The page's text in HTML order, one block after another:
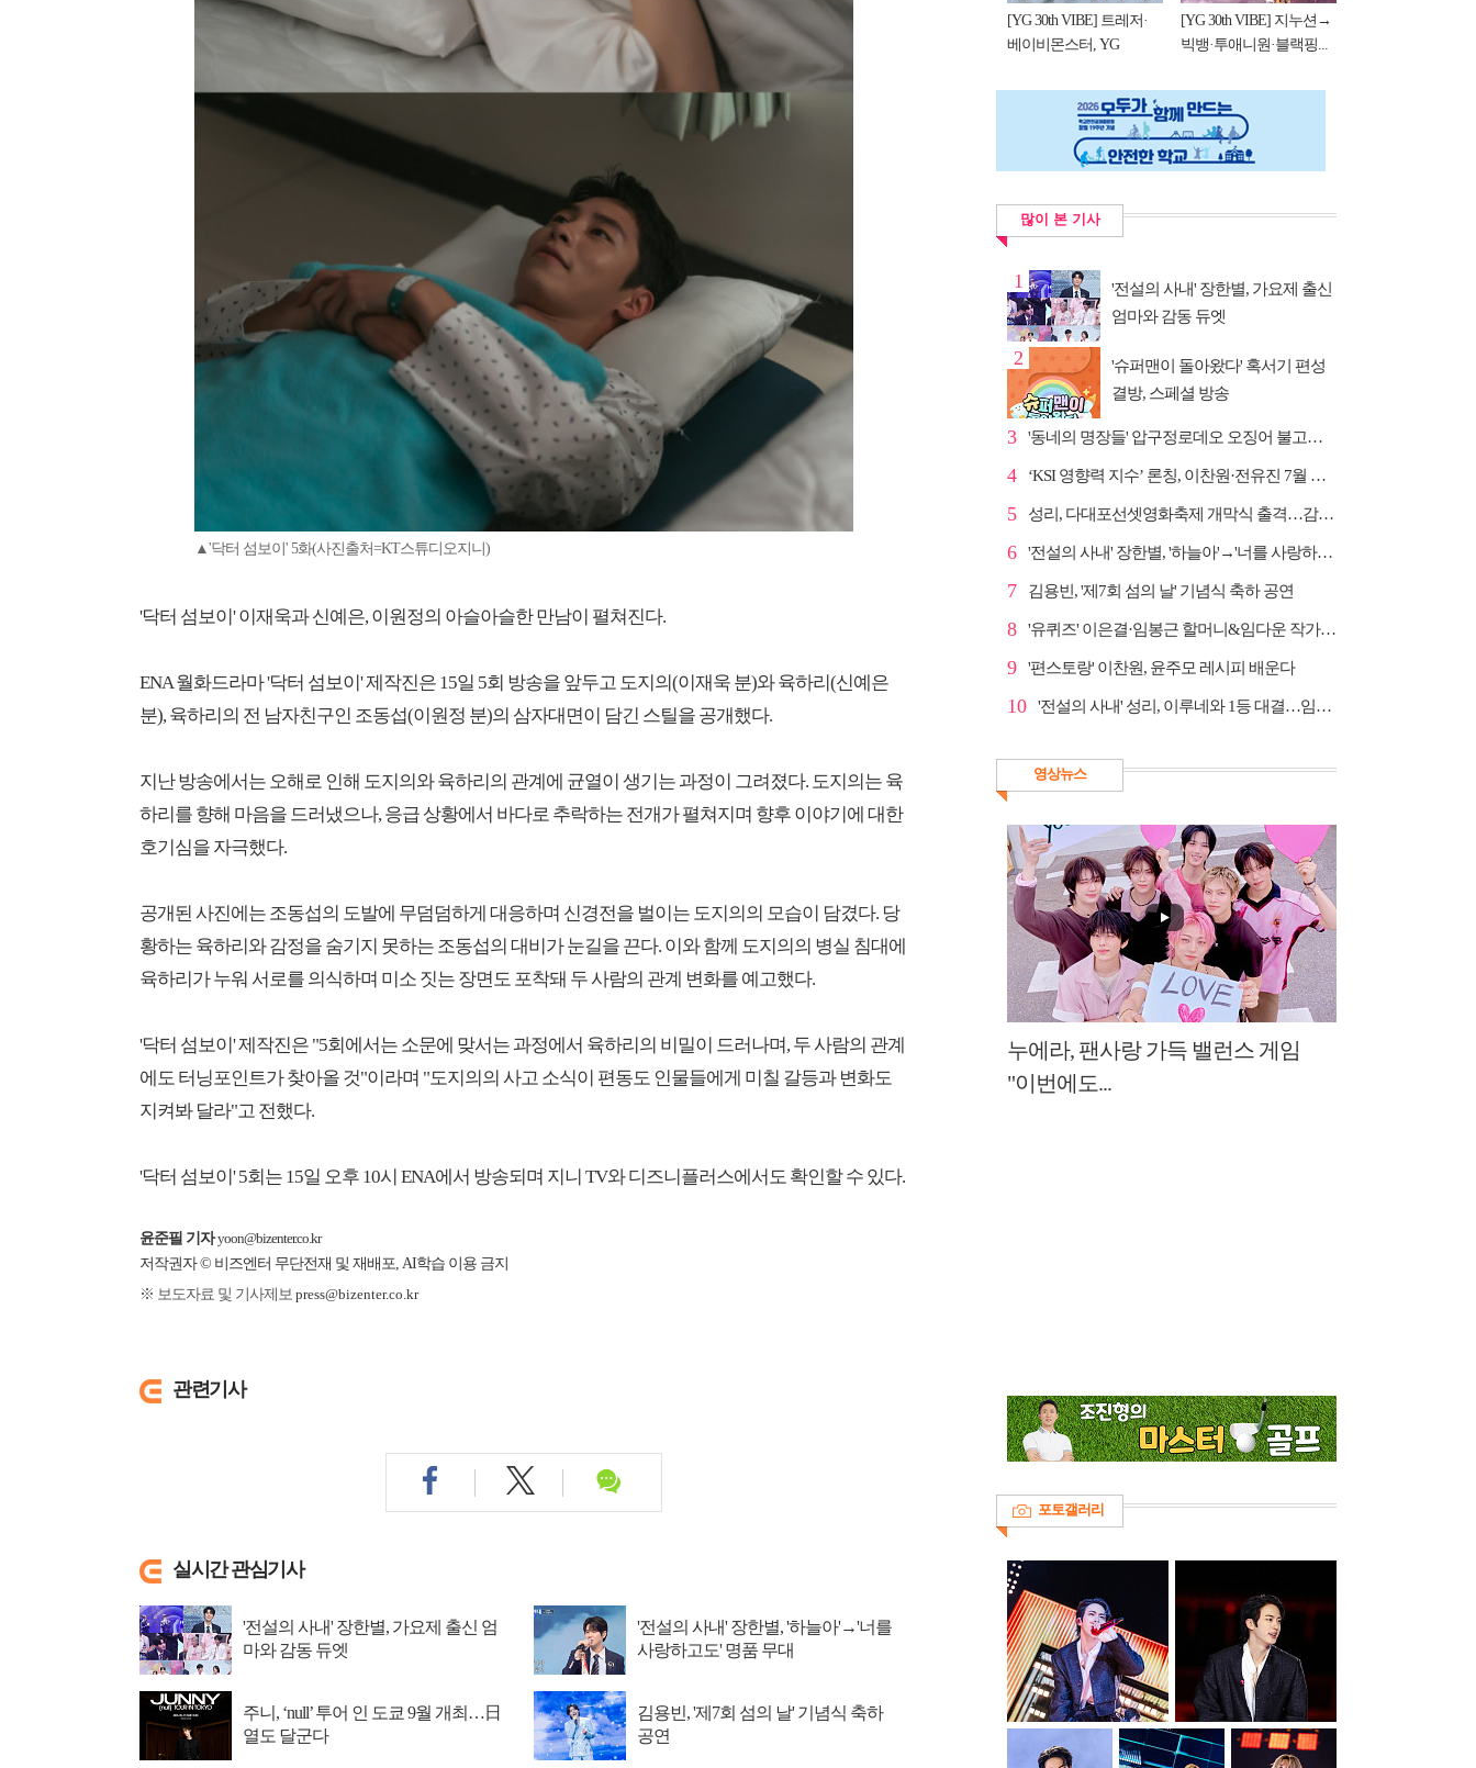
▲'닥터 섬보이' 5화(사진출처=KT스튜디오지니)
'닥터 섬보이' 이재욱과 신예은, 이원정의 아슬아슬한 만남이 펼쳐진다.
ENA 월화드라마 '닥터 섬보이' 제작진은 15일 5회 방송을 앞두고 도지의(이재욱 분)와 육하리(신예은
분), 육하리의 전 남자친구인 조동섭(이원정 분)의 삼자대면이 담긴 스틸을 공개했다.
지난 방송에서는 오해로 인해 도지의와 육하리의 관계에 균열이 생기는 과정이 그려졌다. 도지의는 육
하리를 향해 마음을 드러냈으나, 응급 상황에서 바다로 추락하는 전개가 펼쳐지며 향후 이야기에 대한
호기심을 자극했다.
공개된 사진에는 조동섭의 도발에 무덤덤하게 대응하며 신경전을 벌이는 도지의의 모습이 담겼다. 당
황하는 육하리와 감정을 숨기지 못하는 조동섭의 대비가 눈길을 끈다. 이와 함께 도지의의 병실 침대에
육하리가 누워 서로를 의식하며 미소 짓는 장면도 포착돼 두 사람의 관계 변화를 예고했다.
'닥터 섬보이' 제작진은 "5회에서는 소문에 맞서는 과정에서 육하리의 비밀이 드러나며, 두 사람의 관계
에도 터닝포인트가 찾아올 것"이라며 "도지의의 사고 소식이 편동도 인물들에게 미칠 갈등과 변화도
지켜봐 달라"고 전했다.
'닥터 섬보이' 5회는 15일 오후 10시 ENA에서 방송되며 지니 TV와 디즈니플러스에서도 확인할 수 있다.
윤준필 기자 yoon@bizenter.co.kr
저작권자 © 비즈엔터 무단전재 및 재배포, AI학습 이용 금지
※ 보도자료 및 기사제보 press@bizenter.co.kr
관련기사
실시간 관심기사
'전설의 사내' 장한별, 가요제 출신 엄
마와 감동 듀엣
'전설의 사내' 장한별, '하늘아'→'너를
사랑하고도' 명품 무대
주니, ‘null’ 투어 인 도쿄 9월 개최…日
열도 달군다
김용빈, '제7회 섬의 날' 기념식 축하
공연
[YG 30th VIBE] 트레저·
베이비몬스터, YG
[YG 30th VIBE] 지누션→
빅뱅·투애니원·블랙핑...
많이 본 기사
1
'전설의 사내' 장한별, 가요제 출신
엄마와 감동 듀엣
2
'슈퍼맨이 돌아왔다' 혹서기 편성
결방, 스페셜 방송
3 '동네의 명장들' 압구정로데오 오징어 불고기·종로 치...
4 ‘KSI 영향력 지수’ 론칭, 이찬원·전유진 7월 차트 남녀...
5 성리, 다대포선셋영화축제 개막식 출격…감성 라이브 예고
6 '전설의 사내' 장한별, '하늘아'→'너를 사랑하고도' 명...
7 김용빈, '제7회 섬의 날' 기념식 축하 공연
8 '유퀴즈' 이은결·임봉근 할머니&임다운 작가·이승철, '...
9 '편스토랑' 이찬원, 윤주모 레시피 배운다
10 '전설의 사내' 성리, 이루네와 1등 대결…임영웅 '보금...
영상뉴스
누에라, 팬사랑 가득 밸런스 게임
"이번에도...
포토갤러리